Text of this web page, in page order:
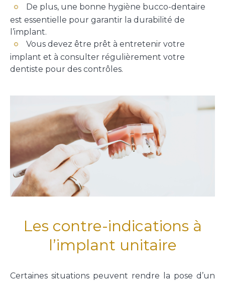
De plus, une bonne hygiène bucco-dentaire
est essentielle pour garantir la durabilité de
l’implant.
Vous devez être prêt à entretenir votre
implant et à consulter régulièrement votre
dentiste pour des contrôles.
Les contre-indications à
l’implant unitaire
Certaines situations peuvent rendre la pose d’un